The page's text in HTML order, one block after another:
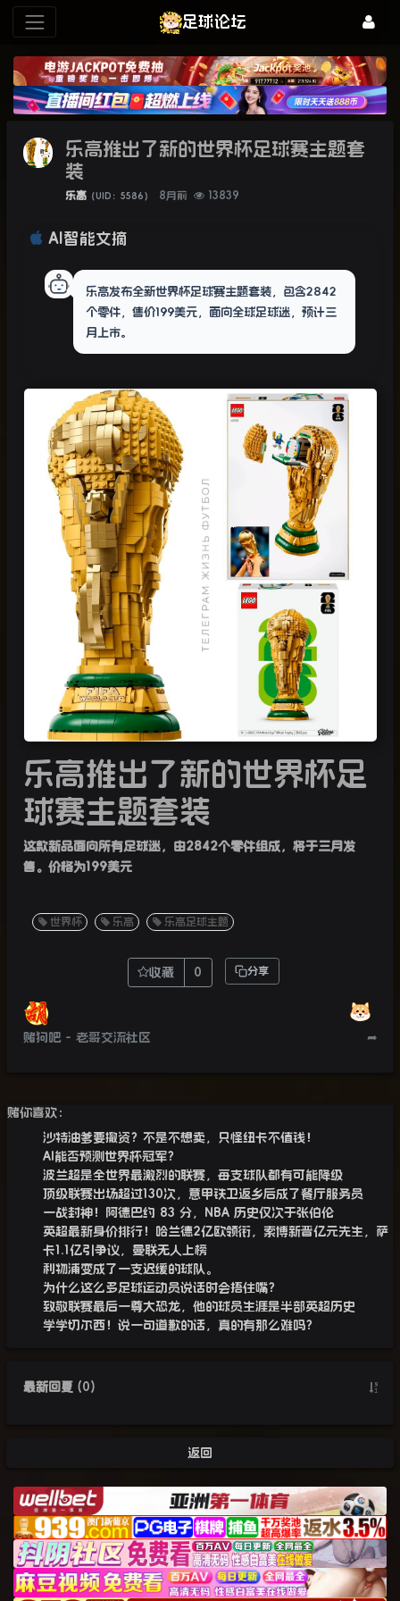
足球论坛
乐高推出了新的世界杯足球赛主题套
装
乐高 （UID：5586） 8月前 13839
AI智能文摘
乐高发布全新世界杯足球赛主题套装，包含2842
个零件，售价199美元，面向全球足球迷，预计三
月上市。
乐高推出了新的世界杯足
球赛主题套装
这款新品面向所有足球迷，由2842个零件组成，将于三月发
售。价格为199美元
世界杯 乐高 乐高足球主题
收藏 0 分享
赌狗吧 - 老哥交流社区 ➦
赌你喜欢：
沙特油爹要撤资？不是不想卖，只怪纽卡不值钱！
AI能否预测世界杯冠军？
波兰超是全世界最激烈的联赛，每支球队都有可能降级
顶级联赛出场超过130次，意甲铁卫返乡后成了餐厅服务员
一战封神！阿德巴约 83 分，NBA 历史仅次于张伯伦
英超最新身价排行！哈兰德2亿欧领衔，索博新晋亿元先生，萨
卡1.1亿引争议，曼联无人上榜
利物浦变成了一支迟缓的球队。
为什么这么多足球运动员说话时会捂住嘴？
致敬联赛最后一尊大恐龙，他的球员生涯是半部英超历史
学学切尔西！说一句道歉的话，真的有那么难吗？
最新回复(0)
返回